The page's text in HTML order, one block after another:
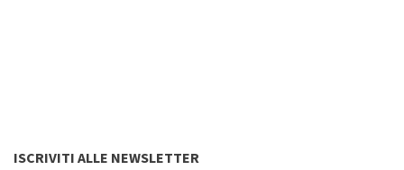
ISCRIVITI ALLE NEWSLETTER